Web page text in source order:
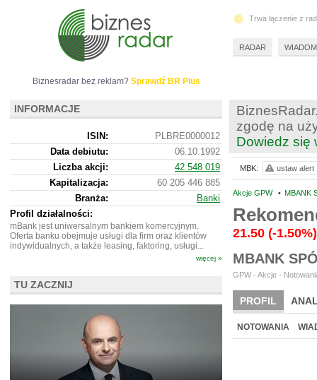
zgodę na
Dowiedz się
Akcje GPW • MBANK
21.50 (-1.50%)
MBANK
GPW - Akcje -
PROFIL
WYCENA BR
NOTOWANIA
MBK: ustaw alert
Biznesradar bez reklam? Sprawdź BR Plus
INFORMACJE
ISIN:
PLBRE0000012
Data debiutu:
06.10.1992
Liczba akcji:
42 548 019
Kapitalizacja:
60 205 446 885
Branża:
Banki
Profil działalności:
mBank jest uniwersalnym bankiem komercyjnym.
Oferta banku obejmuje usługi dla firm oraz klientów
indywidualnych, a także leasing, faktoring, usługi...
więcej »
TU ZACZNIJ
Trwa łączenie z
RADAR